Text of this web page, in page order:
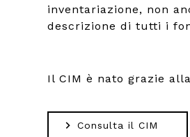
inventariazione, non
descrizione di tutti i
Il CIM è nato grazie
Consulta il CIM